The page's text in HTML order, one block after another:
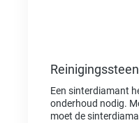
Een sinterdiamant
onderhoud nodig. Met de reiniging steen 301294
moet de